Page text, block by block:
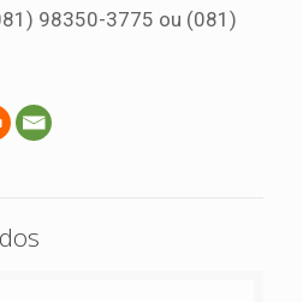
98350-3775 ou (081)